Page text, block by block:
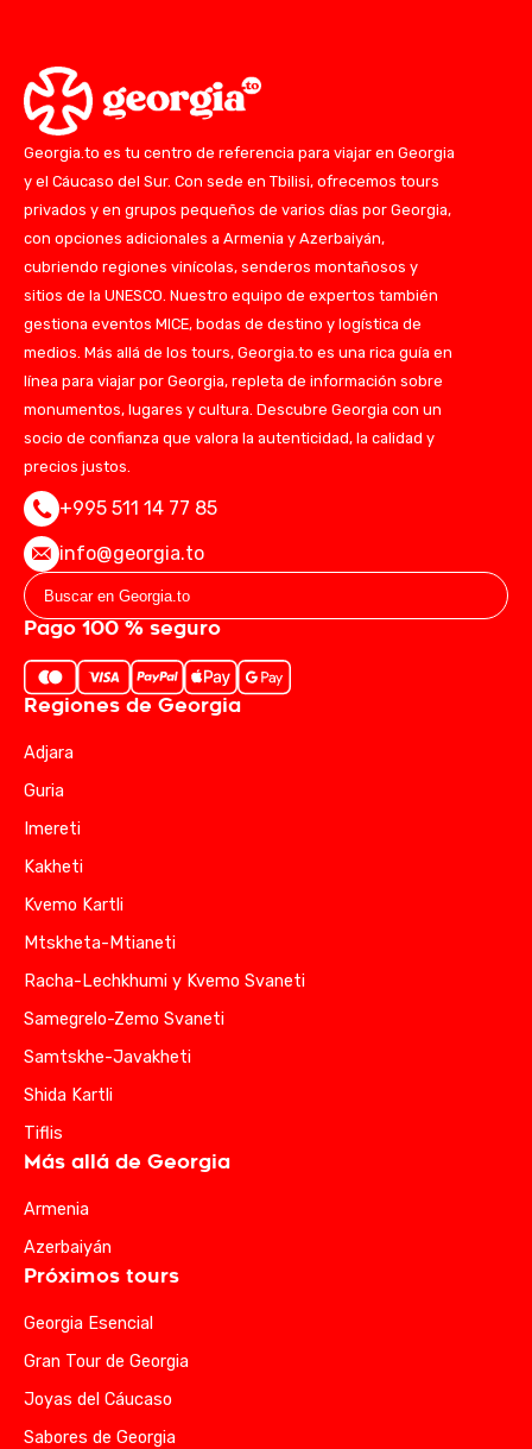
Georgia.to es tu centro de referencia para viajar en Georgia
y el Cáucaso del Sur. Con sede en Tbilisi, ofrecemos tours
privados y en grupos pequeños de varios días por Georgia,
con opciones adicionales a Armenia y Azerbaiyán,
cubriendo regiones vinícolas, senderos montañosos y
sitios de la UNESCO. Nuestro equipo de expertos también
gestiona eventos MICE, bodas de destino y logística de
medios. Más allá de los tours, Georgia.to es una rica guía en
línea para viajar por Georgia, repleta de información sobre
monumentos, lugares y cultura. Descubre Georgia con un
socio de confianza que valora la autenticidad, la calidad y
precios justos.
+995 511 14 77 85
info@georgia.to
Pago 100 % seguro
Regiones de Georgia
Adjara
Guria
Imereti
Kakheti
Kvemo Kartli
Mtskheta-Mtianeti
Racha-Lechkhumi y Kvemo Svaneti
Samegrelo-Zemo Svaneti
Samtskhe-Javakheti
Shida Kartli
Tiflis
Más allá de Georgia
Armenia
Azerbaiyán
Próximos tours
Georgia Esencial
Gran Tour de Georgia
Joyas del Cáucaso
Sabores de Georgia